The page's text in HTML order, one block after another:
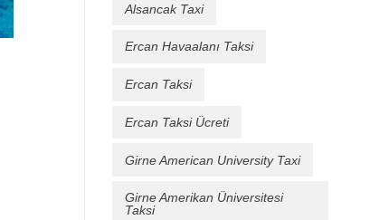
Alsancak Taxi
Ercan Havaalanı Taksi
Ercan Taksi
Ercan Taksi Ücreti
Girne American University Taxi
Girne Amerikan Üniversitesi
Taksi